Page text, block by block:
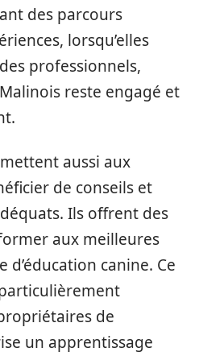
des parcours
lorsqu’elles
professionnels,
reste engagé et
aussi aux
de conseils et
Ils offrent des
aux meilleures
canine. Ce
de
un apprentissage